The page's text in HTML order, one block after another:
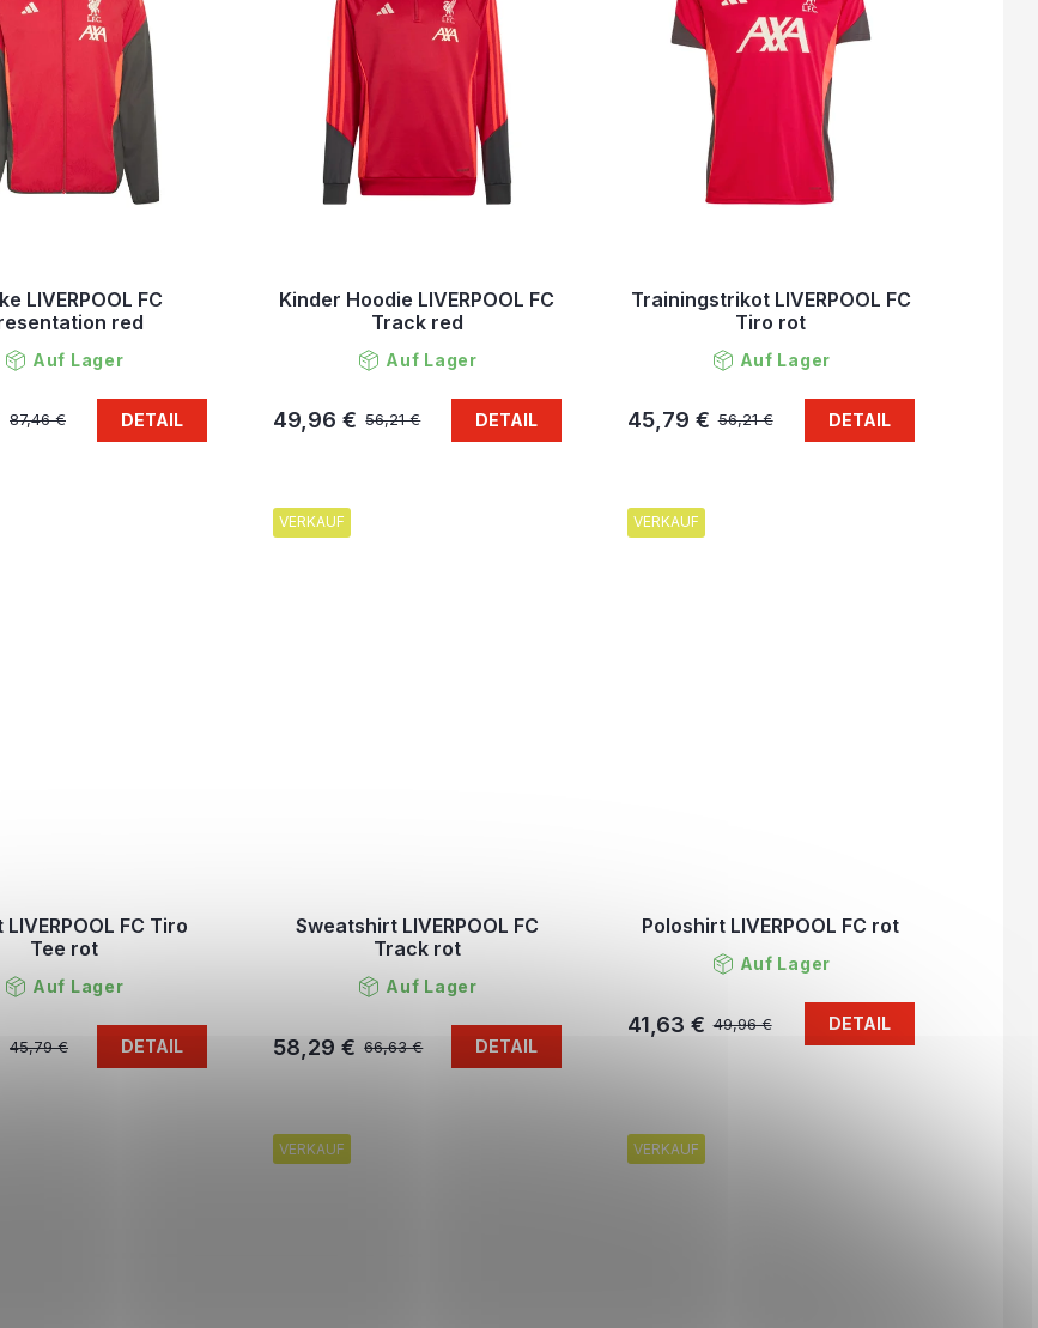
LIVERPOOL FC
red
Auf Lager
87,46 € DETAIL
Kinder Hoodie LIVERPOOL FC
Track red
Auf Lager
56,21 €
49,96 € DETAIL
Trainingstrikot LIVERPOOL FC
Tiro rot
Auf Lager
56,21 €
45,79 € DETAIL
FC Tiro
Tee rot
Auf Lager
45,79 € DETAIL
VERKAUF
Sweatshirt LIVERPOOL FC
Track rot
Auf Lager
66,63 €
58,29 € DETAIL
VERKAUF
Poloshirt LIVERPOOL FC rot
Auf Lager
49,96 €
41,63 € DETAIL
VERKAUF VERKAUF